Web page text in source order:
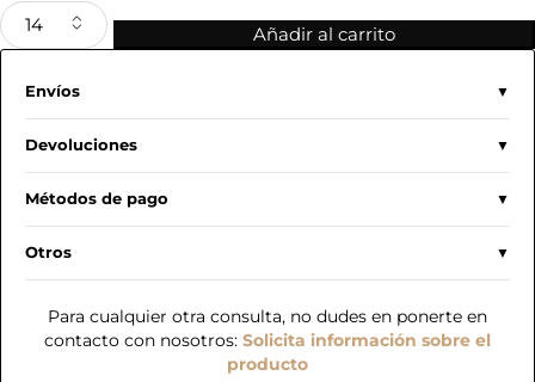
Añadir al carrito
Envíos
Devoluciones
Métodos de pago
Otros
Para cualquier otra consulta, no dudes en ponerte en
contacto con nosotros: Solicita información sobre el
producto